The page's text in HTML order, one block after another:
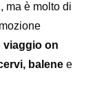
ma è molto di
viaggio on
balene e